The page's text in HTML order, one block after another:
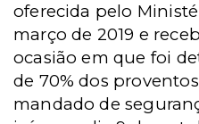
oferecida pelo
março de 2019 e
ocasião em que foi
de 70% dos
mandado de